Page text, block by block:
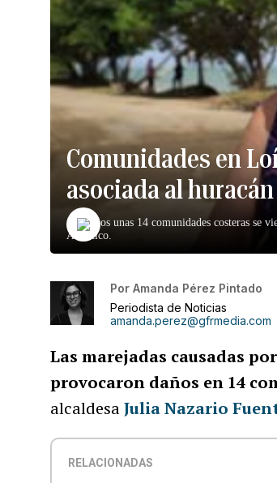
Comunidades en
asociada al
Al menos unas 14 comunidades costeras se
Atlántico.
Por Amanda Pérez Pintado
Periodista de Noticias
amanda.perez@gfrmedia.com
Las marejadas causadas
provocaron daños en 14
alcaldesaJulia Nazario
RELACIONADAS